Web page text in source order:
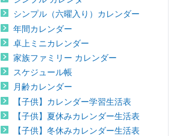
シンプル（六曜入り）カレンダー
年間カレンダー
卓上ミニカレンダー
家族ファミリー カレンダー
スケジュール帳
月齢カレンダー
【子供】カレンダー学習生活表
【子供】夏休みカレンダー生活表
【子供】冬休みカレンダー生活表